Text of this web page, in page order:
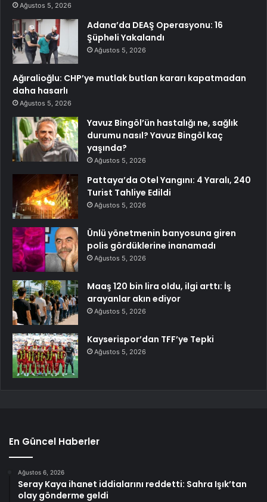
Ağustos 5, 2026
Adana’da DEAŞ Operasyonu: 16
Şüpheli Yakalandı
Ağustos 5, 2026
Ağıralioğlu: CHP’ye mutlak butlan kararı kapatmadan
daha hasarlı
Ağustos 5, 2026
Yavuz Bingöl’ün hastalığı ne, sağlık
durumu nasıl? Yavuz Bingöl kaç
yaşında?
Ağustos 5, 2026
Pattaya’da Otel Yangını: 4 Yaralı, 240
Turist Tahliye Edildi
Ağustos 5, 2026
Ünlü yönetmenin banyosuna giren
polis gördüklerine inanamadı
Ağustos 5, 2026
Maaş 120 bin lira oldu, ilgi arttı: İş
arayanlar akın ediyor
Ağustos 5, 2026
Kayserispor’dan TFF’ye Tepki
Ağustos 5, 2026
En Güncel Haberler
Ağustos 6, 2026
Seray Kaya ihanet iddialarını reddetti: Sahra Işık’tan
olay gönderme geldi